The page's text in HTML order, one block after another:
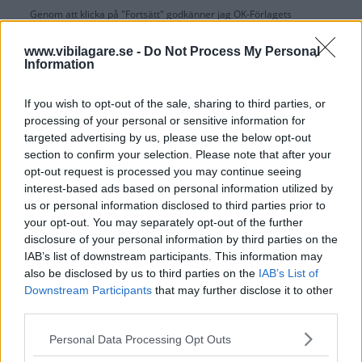
www.vibilagare.se - Do Not Process My Personal
Information
If you wish to opt-out of the sale, sharing to third parties, or
processing of your personal or sensitive information for
targeted advertising by us, please use the below opt-out
section to confirm your selection. Please note that after your
opt-out request is processed you may continue seeing
interest-based ads based on personal information utilized by
us or personal information disclosed to third parties prior to
your opt-out. You may separately opt-out of the further
disclosure of your personal information by third parties on the
IAB’s list of downstream participants. This information may
also be disclosed by us to third parties on the IAB’s List of
Downstream Participants that may further disclose it to other
Please note that this website/app uses one or more Google
Personal Data Processing Opt Outs
Genom att klicka på "Fortsätt" godkänner jag OK-Förlagets
OK-Förlagets integritetspolicy
Är du redan prenumerant på vår papperstidning?
Aktivera din digitala prenumeration utan kostnad här.